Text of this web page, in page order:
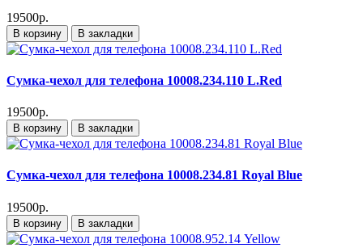
19500р.
В корзину В закладки
Сумка-чехол для телефона 10008.234.110 L.Red
19500р.
В корзину В закладки
Сумка-чехол для телефона 10008.234.81 Royal Blue
19500р.
В корзину В закладки